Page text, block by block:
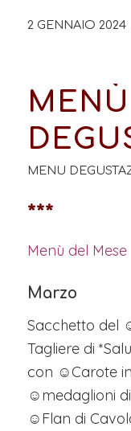
2 GENNAIO 2024
MENÙ
MENU
***
Menù del Mese
Marzo
Sacchetto del
Tagliere di
con ☺Carote
☺medaglioni
☺Flan di